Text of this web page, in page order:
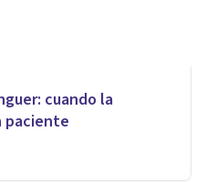
cuando la
paciente